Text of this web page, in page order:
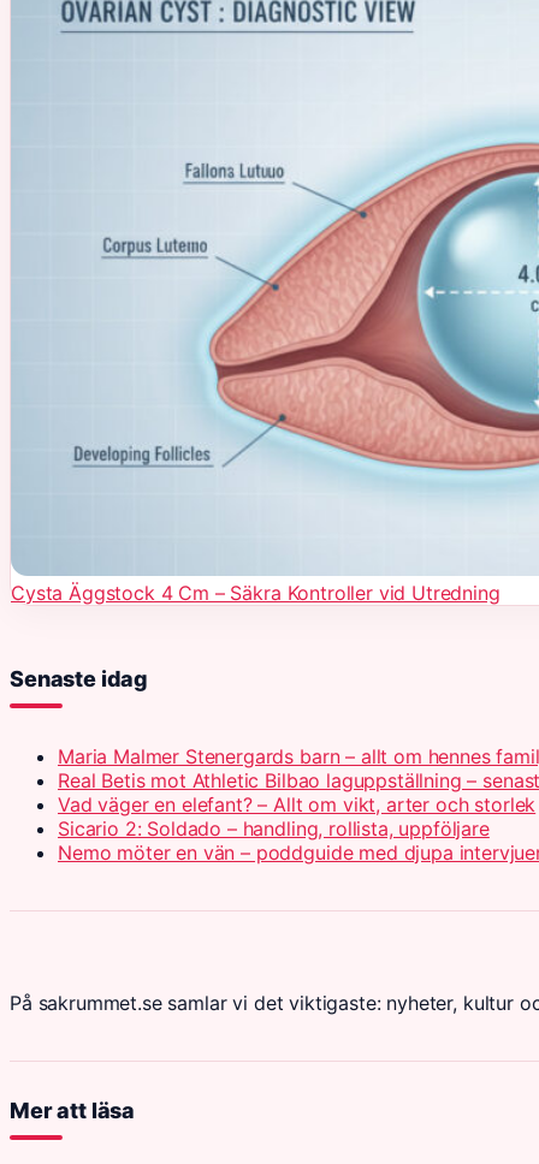
Cysta Äggstock 4 Cm – Säkra Kontroller vid Utredning
Senaste idag
Maria Malmer Stenergards barn – allt om hennes
Real Betis mot Athletic Bilbao laguppställning –
Vad väger en elefant? – Allt om vikt, arter och storlek
Sicario 2: Soldado – handling, rollista, uppföljare
Nemo möter en vän – poddguide med djupa
På sakrummet.se samlar vi det viktigaste: nyheter, kultur
Mer att läsa